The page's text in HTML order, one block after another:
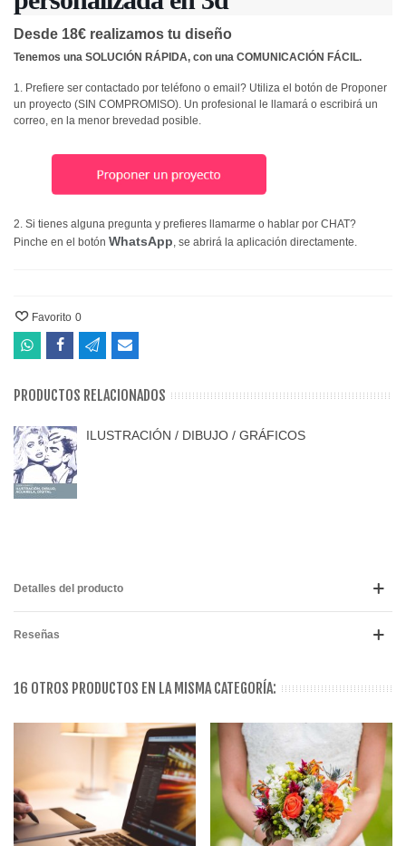
Desde 18€ realizamos tu diseño
Tenemos una SOLUCIÓN RÁPIDA, con una COMUNICACIÓN FÁClL.
1. Prefiere ser contactado por teléfono o email? Utiliza el botón de Proponer
un proyecto (SIN COMPROMISO). Un profesional le llamará o escribirá un
correo, en la menor brevedad posible.
2. Si tienes alguna pregunta y prefieres llamarme o hablar por CHAT?
Pinche en el botón WhatsApp, se abrirá la aplicación directamente.
Favorito 0
PRODUCTOS RELACIONADOS
ILUSTRACIÓN / DIBUJO / GRÁFICOS
Detalles del producto
Reseñas
16 OTROS PRODUCTOS EN LA MISMA CATEGORÍA: